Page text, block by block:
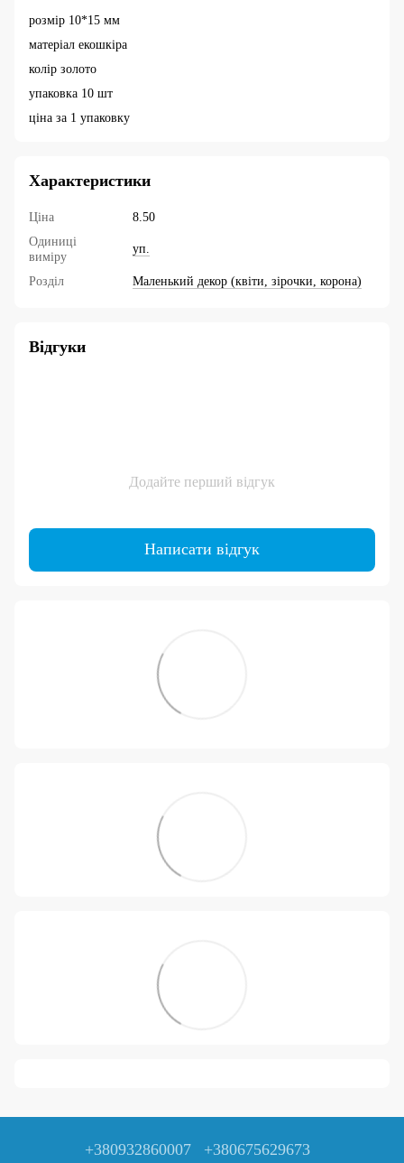
розмір 10*15 мм
матеріал екошкіра
колір золото
упаковка 10 шт
ціна за 1 упаковку
Характеристики
Ціна
8.50
Одиниці
виміру
уп.
Розділ Маленький декор (квіти, зірочки, корона)
Відгуки
Додайте перший відгук
Написати відгук
+380932860007 +380675629673